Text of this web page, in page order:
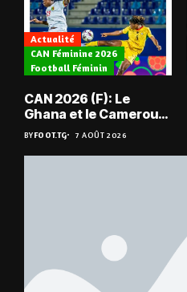
Actualité
CAN Féminine 2026
Football Féminin
CAN 2026 (F): Le
Ghana et le Cameroun
en quarts
BYFOOT.TG 7 AOÛT 2026